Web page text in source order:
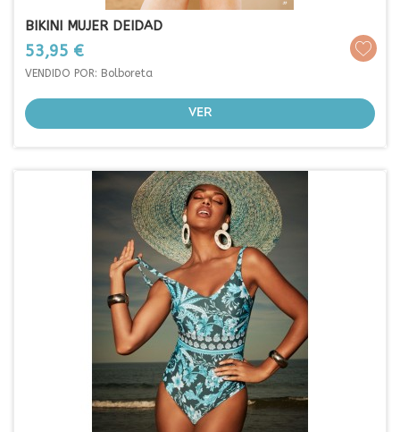
BIKINI MUJER DEIDAD
Prezo
53,95 €
VENDIDO POR: Bolboreta
VER